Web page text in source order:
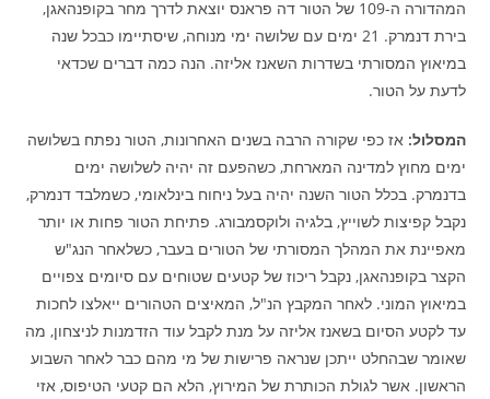
המהדורה ה-109 של הטור דה פראנס יוצאת לדרך מחר בקופנהאגן,
בירת דנמרק. 21 ימים עם שלושה ימי מנוחה, שיסתיימו כבכל שנה
במיאוץ המסורתי בשדרות השאנז אליזה. הנה כמה דברים שכדאי
לדעת על הטור.
המסלול: אז כפי שקורה הרבה בשנים האחרונות, הטור נפתח בשלושה
ימים מחוץ למדינה המארחת, כשהפעם זה יהיה לשלושה ימים
בדנמרק. בכלל הטור השנה יהיה בעל ניחוח בינלאומי, כשמלבד דנמרק,
נקבל קפיצות לשוייץ, בלגיה ולוקסמבורג. פתיחת הטור פחות או יותר
מאפיינת את המהלך המסורתי של הטורים בעבר, כשלאחר הנג"ש
הקצר בקופנהאגן, נקבל ריכוז של קטעים שטוחים עם סיומים צפויים
במיאוץ המוני. לאחר המקבץ הנ"ל, המאיצים הטהורים ייאלצו לחכות
עד לקטע הסיום בשאנז אליזה על מנת לקבל עוד הזדמנות לניצחון, מה
שאומר שבהחלט ייתכן שנראה פרישות של מי מהם כבר לאחר השבוע
הראשון. אשר לגולת הכותרת של המירוץ, הלא הם קטעי הטיפוס, אזי